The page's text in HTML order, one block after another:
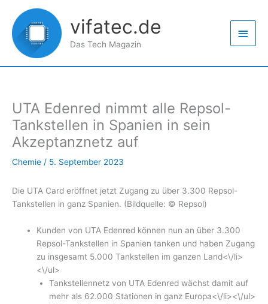
Inhalt
springen
vifatec.de
Das Tech Magazin
UTA Edenred nimmt alle Repsol-
Tankstellen in Spanien in sein
Akzeptanznetz auf
Chemie / 5. September 2023
Die UTA Card eröffnet jetzt Zugang zu über 3.300 Repsol-
Tankstellen in ganz Spanien. (Bildquelle: © Repsol)
Kunden von UTA Edenred können nun an über 3.300
Repsol-Tankstellen in Spanien tanken und haben Zugang
zu insgesamt 5.000 Tankstellen im ganzen Land<\/li>
<\/ul>
Tankstellennetz von UTA Edenred wächst damit auf
mehr als 62.000 Stationen in ganz Europa<\/li><\/ul>